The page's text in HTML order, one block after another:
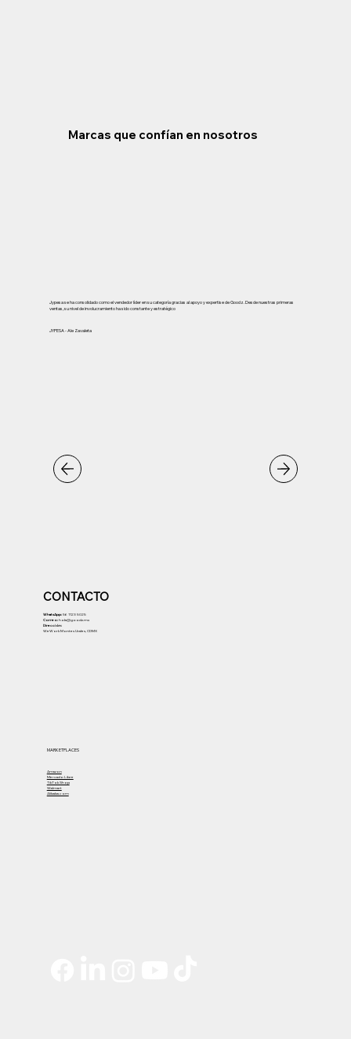
Jypesa se ha consolidado como el vendedor líder en su categoría gracias al apoyo y expertise de Goodz. Desde nuestras primeras
ventas, su nivel de involucramiento ha sido constante y estratégico
JYPESA - Ale Zavaleta
Marcas que confían en nosotros
CONTACTO
WhatsApp:56 1123 5025
Correo:hola@goodz.mx
Dirección:
WeWork Montes Urales, CDMX
MARKETPLACES
Amazon
Mercado Libre
TikTok Shop
Walmart
Alibaba.com